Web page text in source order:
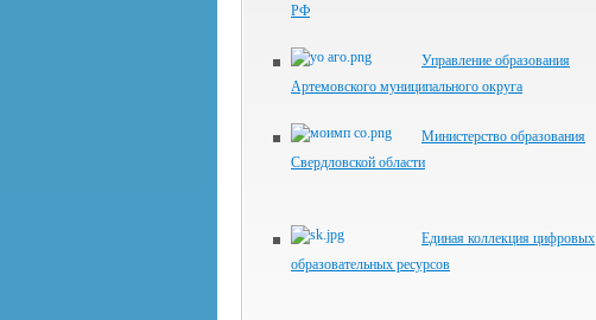
РФ
Управление образования
Артемовского муниципального округа
Министерство образования
Свердловской области
Единая коллекция цифровых
образовательных ресурсов